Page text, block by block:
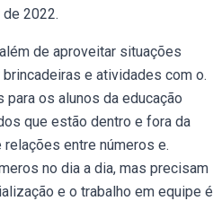
2022.
de aproveitar situações
e atividades com o.
os alunos da educação
que estão dentro e fora da
entre números e.
no dia a dia, mas precisam
e o trabalho em equipe é